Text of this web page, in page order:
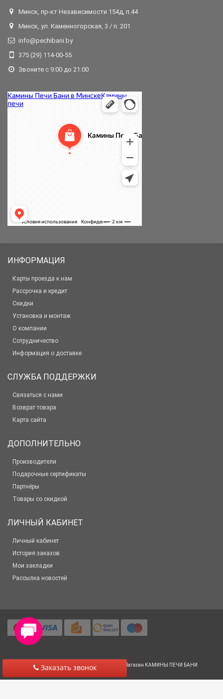
Заказать звонок
Минск, пр-кт Независимости 154д, п.44
Минск, ул. Каменногорская, 3 / п. 201
info@pechibani.by
375 (29) 114-00-55
Звоните с 9:00 до 21:00
ИНФОРМАЦИЯ
Карты проезда к нам
Рассрочка и кредит
Скидки
Установка и монтаж
О компании
Сотрудничество
Информация о доставке
СЛУЖБА ПОДДЕРЖКИ
Связаться с нами
Возврат товара
Карта сайта
ДОПОЛНИТЕЛЬНО
Производители
Подарочные сертификаты
Партнёры
Товары со скидкой
ЛИЧНЫЙ КАБИНЕТ
Личный кабинет
История заказов
Мои закладки
Рассылка новостей
© 2012-2025 Все права защищены Салон-Магазин КАМИНЫ ПЕЧИ БАНИ